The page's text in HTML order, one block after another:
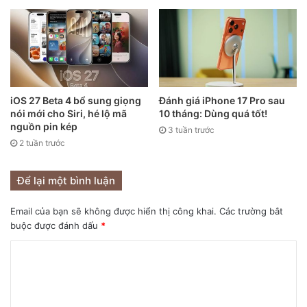
Google đã giấu thông tin EXIF trên bức ảnh có thể được
chụp bởi Pixel 5a này.
Sẽ rất tò mò xem liệu Google có gắn bó với triết lý một máy
iOS 27 Beta 4 bổ sung giọng
nói mới cho Siri, hé lộ mã
nguồn pin kép
2 tuần trước
Đánh giá iPhone 17 Pro sau
10 tháng: Dùng quá tốt!
3 tuần trước
Để lại một bình luận
Email của bạn sẽ không được hiển thị công khai. Các trường bắt
buộc được đánh dấu *